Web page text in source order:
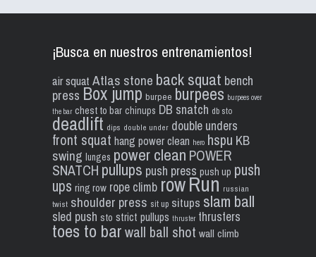
¡Busca en nuestros entrenamientos!
air squat Atlas stone back squat bench
press Box jump burpee burpees burpees over
the bar chest to bar chinups DB snatch db sto
deadlift dips double under double unders
front squat hang power clean hero hspu KB
swing lunges power clean POWER
SNATCH pullups push press push up push
ups ring row rope climb rowRun russian
twist shoulder press sit up situps slam ball
sled push sto strict pullups thruster thrusters
toes to barwall ball shot wall climb